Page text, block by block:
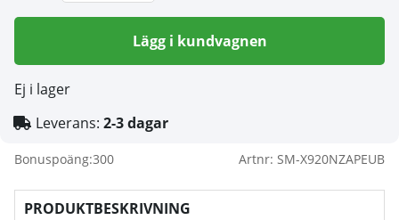
Lägg i kundvagnen
Ej i lager
Leverans: 2-3 dagar
Bonuspoäng:300 Artnr: SM-X920NZAPEUB
PRODUKTBESKRIVNING